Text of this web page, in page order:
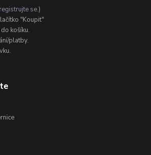
se.)
"Koupit"
košíku.
platby.